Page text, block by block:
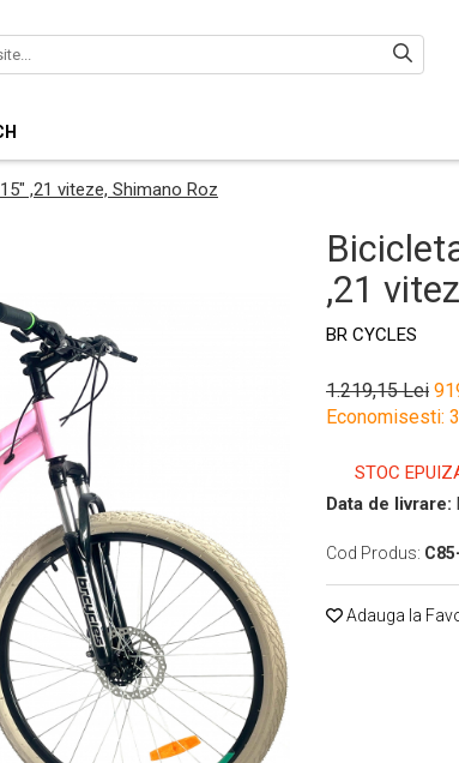
,21 viteze, Shimano Roz
,21
BR CYCLES
1.219,15 Lei
Economisesti:
STOC
Data de livrare:
Cod Produs:
Adauga la